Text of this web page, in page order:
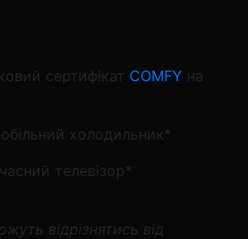
сертифікат COMFY на
холодильник*
телевізор*
відрізнятись від